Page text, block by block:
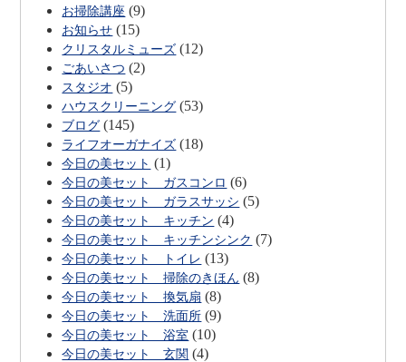
お掃除講座 (9)
お知らせ (15)
クリスタルミューズ (12)
ごあいさつ (2)
スタジオ (5)
ハウスクリーニング (53)
ブログ (145)
ライフオーガナイズ (18)
今日の美セット (1)
今日の美セット ガスコンロ (6)
今日の美セット ガラスサッシ (5)
今日の美セット キッチン (4)
今日の美セット キッチンシンク (7)
今日の美セット トイレ (13)
今日の美セット 掃除のきほん (8)
今日の美セット 換気扇 (8)
今日の美セット 洗面所 (9)
今日の美セット 浴室 (10)
今日の美セット 玄関 (4)